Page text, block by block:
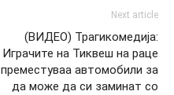
Next article
(ВИДЕО) Трагикомедија:
Играчите на Тиквеш на раце
преместуваа автомобили за
да може да си заминат со